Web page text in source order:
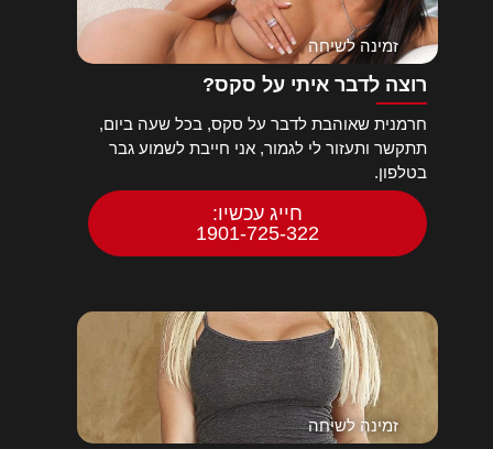
זמינה לשיחה
רוצה לדבר איתי על סקס?
חרמנית שאוהבת לדבר על סקס, בכל שעה ביום,
תתקשר ותעזור לי לגמור, אני חייבת לשמוע גבר
בטלפון.
חייג עכשיו:
1901-725-322
זמינה לשיחה